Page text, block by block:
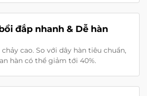
đắp nhanh & Dễ hàn
cao. So với dây hàn tiêu chuẩn,
hàn có thể giảm tới 40%.